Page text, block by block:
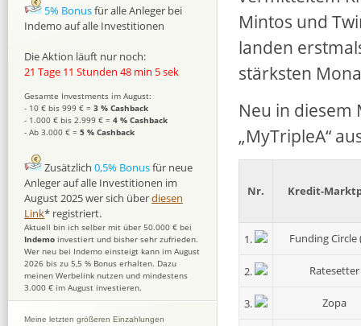
Mintos und
landen
stärksten
Neu in diesem
„MyTripleA“
Nr. Kredit-
1. Funding Circle
2. Ratesetter
3. Zopa
5% Bonusfür alle Anleger bei
Indemo auf alle Investitionen
Die Aktion läuft nur noch:
21 Tage 11 Stunden 48 min 4 sek
Gesamte Investments im August:
- 10 € bis 999 € = 3 % Cashback
- 1.000 € bis 2.999 € = 4 % Cashback
- Ab 3.000 € = 5 % Cashback
Zusätzlich 0,5% Bonusfür neue
Anleger auf alle Investitionen im
August 2025 wer sich überdiesen
Link* registriert.
Aktuell bin ich selber mit über 50.000 € bei
Indemo investiert und bisher sehr zufrieden.
Wer neu bei Indemo einsteigt kann im August
2026 bis zu 5,5 % Bonus erhalten. Dazu
meinen Werbelink nutzen und mindestens
3.000 € im August investieren.
Meine letzten größeren Einzahlungen